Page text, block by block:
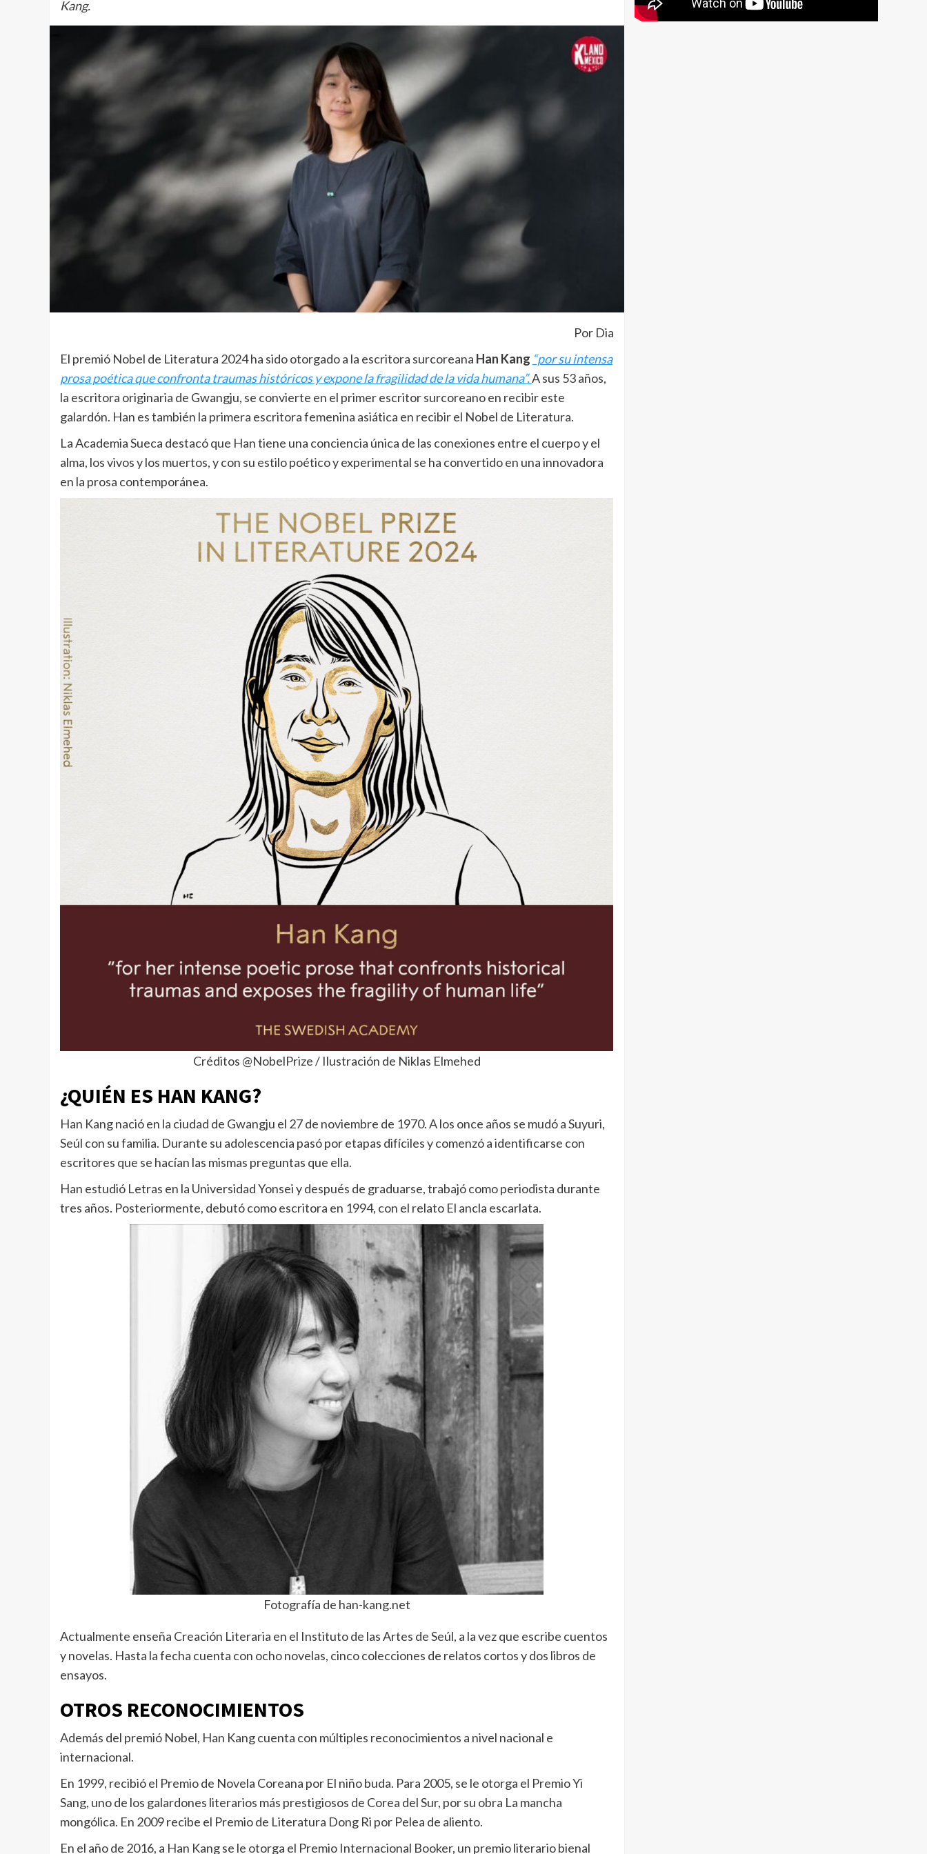
Kang.
Por Dia
El premió Nobel de Literatura 2024 ha sido otorgado a la escritora surcoreana Han Kang “por su intensa
prosa poética que confronta traumas históricos y expone la fragilidad de la vida humana”.A sus 53 años,
la escritora originaria de Gwangju, se convierte en el primer escritor surcoreano en recibir este
galardón. Han es también la primera escritora femenina asiática en recibir el Nobel de Literatura.
La Academia Sueca destacó que Han tiene una conciencia única de las conexiones entre el cuerpo y el
alma, los vivos y los muertos, y con su estilo poético y experimental se ha convertido en una innovadora
en la prosa contemporánea.
Créditos @NobelPrize / Ilustración de Niklas Elmehed
¿QUIÉN ES HAN KANG?
Han Kang nació en la ciudad de Gwangju el 27 de noviembre de 1970. A los once años se mudó a Suyuri,
Seúl con su familia. Durante su adolescencia pasó por etapas difíciles y comenzó a identificarse con
escritores que se hacían las mismas preguntas que ella.
Han estudió Letras en la Universidad Yonsei y después de graduarse, trabajó como periodista durante
tres años. Posteriormente, debutó como escritora en 1994, con el relato El ancla escarlata.
Fotografía de han-kang.net
Actualmente enseña Creación Literaria en el Instituto de las Artes de Seúl, a la vez que escribe cuentos
y novelas. Hasta la fecha cuenta con ocho novelas, cinco colecciones de relatos cortos y dos libros de
ensayos.
OTROS RECONOCIMIENTOS
Además del premió Nobel, Han Kang cuenta con múltiples reconocimientos a nivel nacional e
internacional.
En 1999, recibió el Premio de Novela Coreana por El niño buda. Para 2005, se le otorga el Premio Yi
Sang, uno de los galardones literarios más prestigiosos de Corea del Sur, por su obra La mancha
mongólica. En 2009 recibe el Premio de Literatura Dong Ri por Pelea de aliento.
En el año de 2016, a Han Kang se le otorga el Premio Internacional Booker, un premio literario bienal